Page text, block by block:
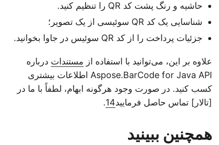
حاشیه و رنگ پشت کد QR را تنظیم کنید.
شناسایی یک کد QR سوئیسی از یک تصویر؛
جزئیات پرداخت را از کد QR سوئیس در جاوا بخوانید.
علاوه بر این، می‌توانید با استفاده از مستنداتدرباره
Aspose.BarCode for Java API اطلاعات بیشتری
کسب کنید. در صورت وجود هرگونه ابهام، لطفاً با ما در
[تالار] تماس حاصل فرمایید14
.
همچنین ببینید